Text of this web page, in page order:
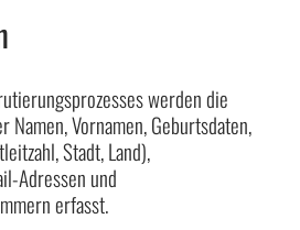
werden die
Namen, Vornamen, Geburtsdaten,
Stadt, Land),
Adressen und
erfasst.